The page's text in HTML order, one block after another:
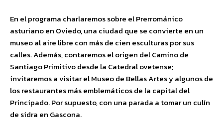
En el programa charlaremos sobre el Prerrománico
asturiano en Oviedo, una ciudad que se convierte en un
museo al aire libre con más de cien esculturas por sus
calles. Además, contaremos el origen del Camino de
Santiago Primitivo desde la Catedral ovetense;
invitaremos a visitar el Museo de Bellas Artes y algunos de
los restaurantes más emblemáticos de la capital del
Principado. Por supuesto, con una parada a tomar un culín
de sidra en Gascona.